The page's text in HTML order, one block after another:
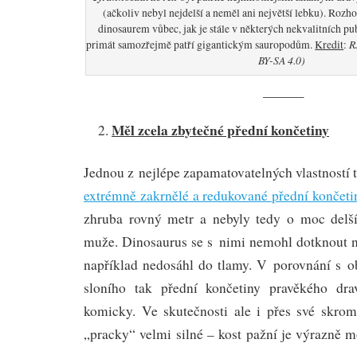
(ačkoliv nebyl nejdelší a neměl ani největší lebku).
dinosaurem vůbec, jak je stále v některých nekvalitních
primát samozřejmě patří gigantickým sauropodům.Kredit:
BY-SA 4.0)
———
Měl zcela zbytečné přední končetiny
Jednou z nejlépe zapamatovatelných vlastností
extrémně zakrnělé a redukované přední
zhruba rovný metr a nebyly tedy o moc
muže. Dinosaurus se s nimi nemohl dotknout
například nedosáhl do tlamy. V porovnání s
sloního tak přední končetiny pravěkého
komicky. Ve skutečnosti ale i přes své
„pracky“ velmi silné – kost pažní je výrazně